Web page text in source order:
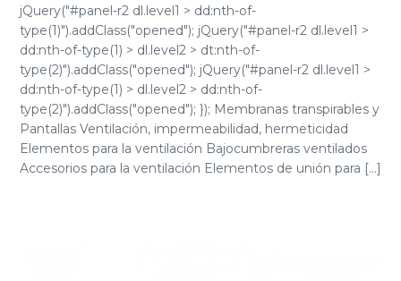
jQuery("#panel-r2 dl.level1 > dd:nth-of-
type(1)").addClass("opened"); jQuery("#panel-r2 dl.level1 >
dd:nth-of-type(1) > dl.level2 > dt:nth-of-
type(2)").addClass("opened"); jQuery("#panel-r2 dl.level1 >
dd:nth-of-type(1) > dl.level2 > dd:nth-of-
type(2)").addClass("opened"); }); Membranas transpirables y
Pantallas Ventilación, impermeabilidad, hermeticidad
Elementos para la ventilación Bajocumbreras ventilados
Accesorios para la ventilación Elementos de unión para [...]